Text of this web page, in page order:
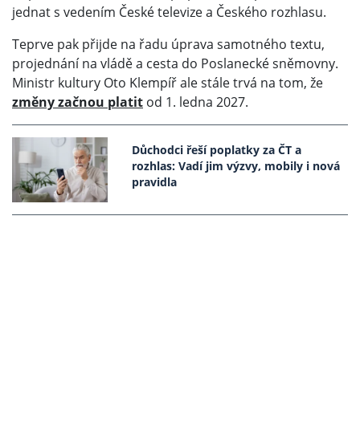
jednat s vedením České televize a Českého rozhlasu.
Teprve pak přijde na řadu úprava samotného textu,
projednání na vládě a cesta do Poslanecké sněmovny.
Ministr kultury Oto Klempíř ale stále trvá na tom, že
změny začnou platit od 1. ledna 2027.
Důchodci řeší poplatky za ČT a
rozhlas: Vadí jim výzvy, mobily i nová
pravidla